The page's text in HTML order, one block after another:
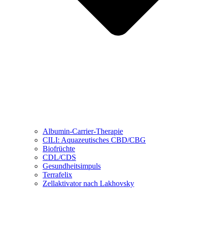
Albumin-Carrier-Therapie
CILI: Aquazeutisches CBD/CBG
Biofrüchte
CDL/CDS
Gesundheitsimpuls
Terrafelix
Zellaktivator nach Lakhovsky